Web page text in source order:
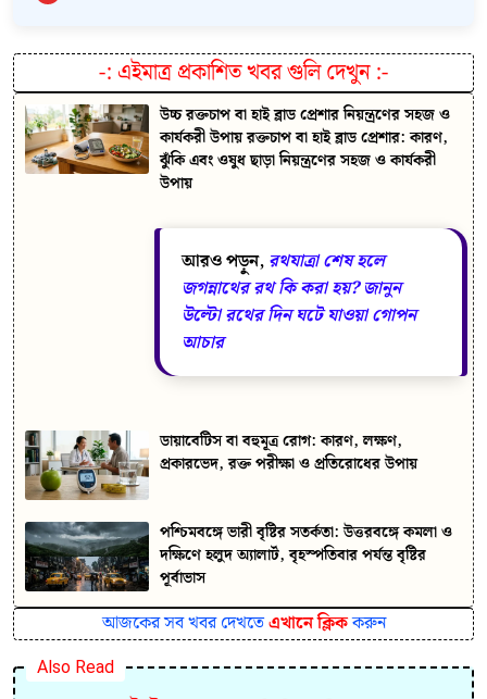
-: এইমাত্র প্রকাশিত খবর গুলি দেখুন:-
উচ্চ রক্তচাপ বা হাই ব্লাড প্রেশার নিয়ন্ত্রণের সহজ ও
কার্যকরী উপায় রক্তচাপ বা হাই ব্লাড প্রেশার: কারণ,
ঝুঁকি এবং ওষুধ ছাড়া নিয়ন্ত্রণের সহজ ও কার্যকরী
উপায়
আরও পড়ুন, রথযাত্রা শেষ হলে
জগন্নাথের রথ কি করা হয়? জানুন
উল্টো রথের দিন ঘটে যাওয়া গোপন
আচার
ডায়াবেটিস বা বহুমূত্র রোগ: কারণ, লক্ষণ,
প্রকারভেদ, রক্ত পরীক্ষা ও প্রতিরোধের উপায়
পশ্চিমবঙ্গে ভারী বৃষ্টির সতর্কতা: উত্তরবঙ্গে কমলা ও
দক্ষিণে হলুদ অ্যালার্ট, বৃহস্পতিবার পর্যন্ত বৃষ্টির
পূর্বাভাস
আজকের সব খবর দেখতেএখানে ক্লিককরুন
Also Read